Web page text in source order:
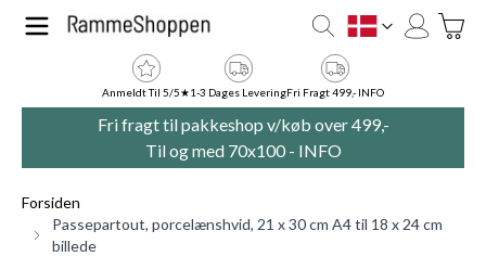
Skip to Content
DK
Anmeldt Til 5/5★1-3 Dages LeveringFri Fragt 499,- INFO
Fri fragt til pakkeshop v/køb over 499,-
Til og med 70x100 - INFO
Forsiden
Passepartout, porcelænshvid, 21 x 30 cm A4 til 18 x 24 cm
billede